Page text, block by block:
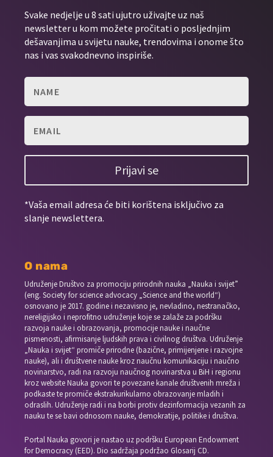
Svake nedjelje u 8 sati ujutro uživajte uz naš
newsletter u kom možete pročitati o posljednjim
dešavanjima u svijetu nauke, trendovima i onome što
nas i vas svakodnevno inspiriše.
Prijavi se
*Vaša email adresa će biti korištena isključivo za
slanje newslettera.
O nama
Udruženje Društvo za promociju prirodnih nauka „Nauka i svijet”
(eng. Society for science advocacy „Science and the world“)
osnovano je 2017. godine i nezavisno je, nevladino, nestranačko,
nereligijsko i neprofitno udruženje koje se zalaže za podršku
razvoja nauke i obrazovanja, promocije nauke i naučne
pismenosti, afirmisanje ljudskih prava i civilnog društva. Udruženje
„Nauka i svijet“ promiče prirodne (bazične, primijenjene i razvojne
nauke), ali i društvene nauke kroz naučnu komunikaciju i naučno
novinarstvo, radi na razvoju naučnog novinarstva u BiH i regionu
kroz website Nauka govori te povezane kanale društvenih mreža i
podkaste te promiče ekstrakurikularno obrazovanje mladih i
odraslih. Udruženje radi i na borbi protiv dezinformacija vezanih za
nauku te se bavi odnosom nauke, demokratije, politike i društva.
Portal Nauka govori je nastao uz podršku European Endowment
for Democracy (EED). Dio sadržaja podržao Glosarij CD.